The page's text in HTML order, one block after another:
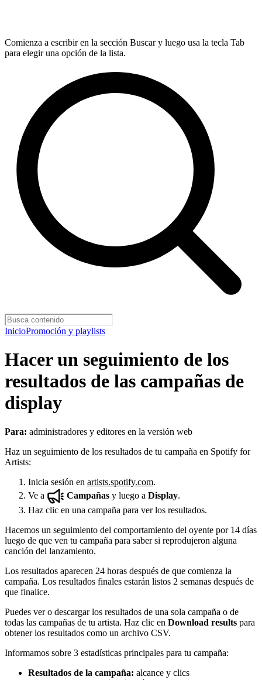
Comienza a escribir en la sección Buscar y luego usa la tecla Tab
para elegir una opción de la lista.
InicioPromoción y playlists
Hacer un seguimiento de los
resultados de las campañas de
display
Para: administradores y editores en la versión web
Haz un seguimiento de los resultados de tu campaña en Spotify for
Artists:
Inicia sesión en artists.spotify.com.
Ve a
Campañas y luego a Display.
Haz clic en una campaña para ver los resultados.
Hacemos un seguimiento del comportamiento del oyente por 14 días
luego de que ven tu campaña para saber si reprodujeron alguna
canción del lanzamiento.
Los resultados aparecen 24 horas después de que comienza la
campaña. Los resultados finales estarán listos 2 semanas después de
que finalice.
Puedes ver o descargar los resultados de una sola campaña o de
todas las campañas de tu artista. Haz clic en Download results para
obtener los resultados como un archivo CSV.
Informamos sobre 3 estadísticas principales para tu campaña:
Resultados de la campaña: alcance y clics